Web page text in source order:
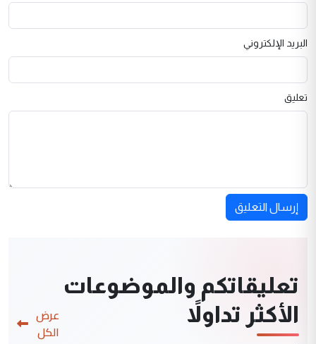
البريد الإلكتروني
تعليق
إرسال التعليق
تعليقاتكم والموضوعات
الأكثر تداولاً
عرض
الكل